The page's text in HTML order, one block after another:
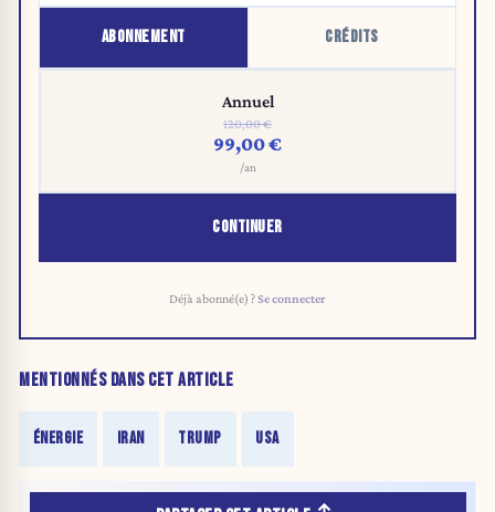
ABONNEMENT CRÉDITS
Annuel
120,00 €
99,00 €
/an
CONTINUER
Déjà abonné(e) ?Se connecter
MENTIONNÉS DANS CET ARTICLE
ÉNERGIE IRAN TRUMP USA